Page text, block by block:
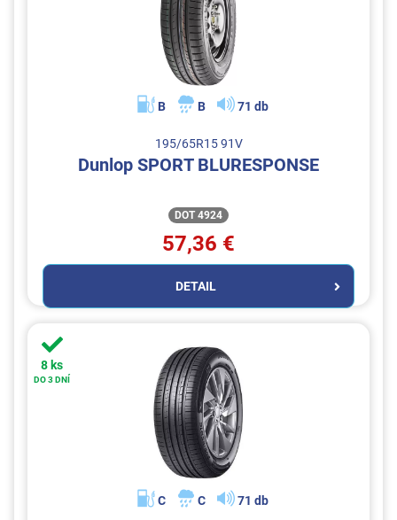
B B 71 db
195/65R15 91V
Dunlop SPORT BLURESPONSE
DOT 4924
57,36 €
DETAIL
8 ks
DO 3 DNÍ
C C 71 db